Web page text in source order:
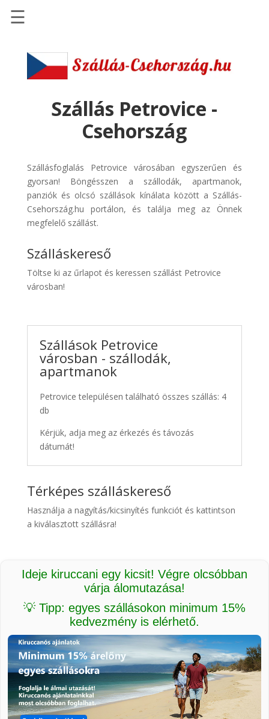
Szállások
Szállásinfo.eu
pénzvisszatérítéssel
Discover
Cars
Transzfer
Kiwi
Taxi
☰
Szállás Petrovice -
Csehország
Szállásfoglalás Petrovice városában egyszerűen és
gyorsan! Böngésszen a szállodák, apartmanok,
panziók és olcsó szállások kínálata között a Szállás-
Csehország.hu portálon, és találja meg az Önnek
megfelelő szállást.
Szálláskereső
Töltse ki az űrlapot és keressen szállást Petrovice
városban!
Szállások Petrovice
városban - szállodák,
apartmanok
Petrovice településen található összes szállás: 4
db
Kérjük, adja meg az érkezés és távozás
dátumát!
Térképes szálláskereső
Használja a nagyítás/kicsinyítés funkciót és kattintson
a kiválasztott szállásra!
Ideje kiruccani egy kicsit! Végre olcsóbban
várja álomutazása!
💡 Tipp: egyes szállásokon minimum 15%
kedvezmény is elérhető.